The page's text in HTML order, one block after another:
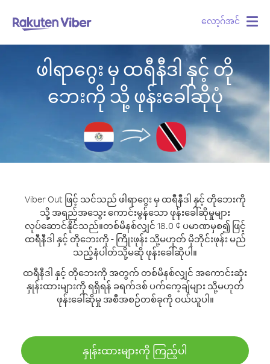
လော့ဂ်အင်
ဖါရာဂွေး မှ ထရီနီဒါ နှင့် တို
ဘေးကို သို့ ဖုန်းခေါ်ဆိုပုံ
Viber Out ဖြင့် သင်သည် ဖါရာဂွေး မှ ထရီနီဒါ နှင့် တိုဘေးကို
သို့ အရည်အသွေး ကောင်းမွန်သော ဖုန်းခေါ်ဆိုမှုများ
လုပ်ဆောင်နိုင်သည်။တစ်မိနစ်လျှင် 18.0 ¢ ပမာဏမှစ၍ ဖြင့်
ထရီနီဒါ နှင့် တိုဘေးကို - ကြိုးဖုန်း သို့မဟုတ် မိုဘိုင်းဖုန်း မည်
သည့်နံပါတ်သို့မဆို ဖုန်းခေါ်ဆိုပါ။
ထရီနီဒါ နှင့် တိုဘေးကို အတွက် တစ်မိနစ်လျှင် အကောင်းဆုံး
နှုန်းထားများကို ရရှိရန် ခရက်ဒစ် ပက်ကေ့ချ်များ သို့မဟုတ်
ဖုန်းခေါ်ဆိုမှု အစီအစဉ်တစ်ခုကို ဝယ်ယူပါ။
နှုန်းထားများကို ကြည့်ပါ